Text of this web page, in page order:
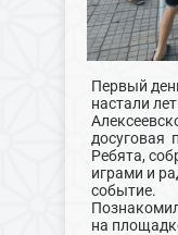
Первый
настали
досуговая
Ребята,
играми и
событие.
на